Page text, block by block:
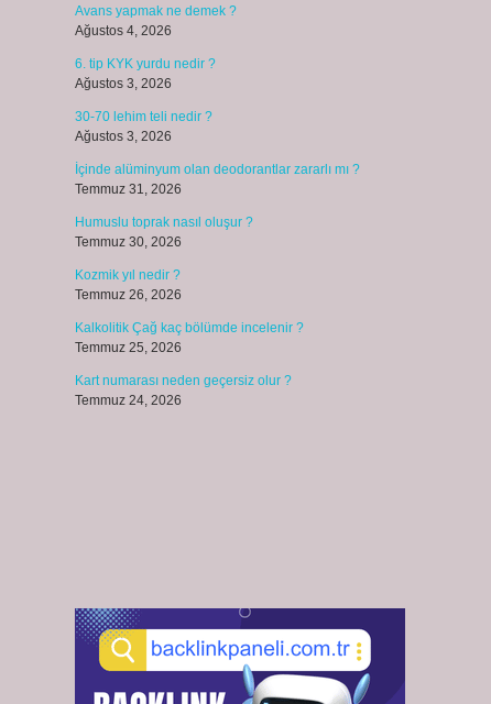
Avans yapmak ne demek ?
Ağustos 4, 2026
6. tip KYK yurdu nedir ?
Ağustos 3, 2026
30-70 lehim teli nedir ?
Ağustos 3, 2026
İçinde alüminyum olan deodorantlar zararlı mı ?
Temmuz 31, 2026
Humuslu toprak nasıl oluşur ?
Temmuz 30, 2026
Kozmik yıl nedir ?
Temmuz 26, 2026
Kalkolitik Çağ kaç bölümde incelenir ?
Temmuz 25, 2026
Kart numarası neden geçersiz olur ?
Temmuz 24, 2026